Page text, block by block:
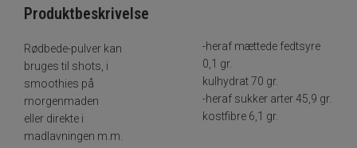
Produktbeskrivelse
Rødbede-pulver kan
bruges til shots, i
smoothies på
morgenmaden
eller direkte i
madlavningen m.m.
-heraf mættede fedtsyre
0,1 gr.
kulhydrat 70 gr.
-heraf sukker arter 45,9 gr.
kostfibre 6,1 gr.